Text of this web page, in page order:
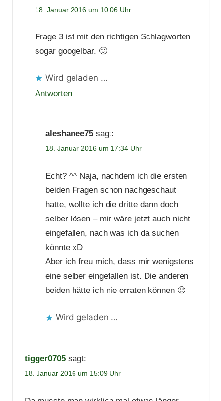
18. Januar 2016 um 10:06 Uhr
Frage 3 ist mit den richtigen Schlagworten
sogar googelbar. 🙂
Wird geladen …
Antworten
aleshanee75 sagt:
18. Januar 2016 um 17:34 Uhr
Echt? ^^ Naja, nachdem ich die ersten
beiden Fragen schon nachgeschaut
hatte, wollte ich die dritte dann doch
selber lösen – mir wäre jetzt auch nicht
eingefallen, nach was ich da suchen
könnte xD
Aber ich freu mich, dass mir wenigstens
eine selber eingefallen ist. Die anderen
beiden hätte ich nie erraten können 🙂
Wird geladen …
tigger0705 sagt:
18. Januar 2016 um 15:09 Uhr